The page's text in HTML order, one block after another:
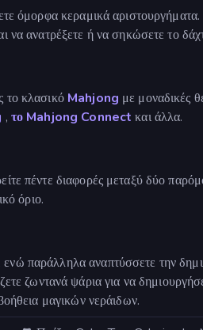
όμορφα κεραμικά αριστουργήματα.
να ανατρέξετε ή να σηκώσετε το
το κλασικό Mahjong με μοναδικές
, το Mahjong Connect και άλλα.
πέντε διαφορές μεταξύ δύο
όριο.
παράλληλα αναπτύσσετε την
ζωντανά ψάρια για να
μαγικών νεράιδων.